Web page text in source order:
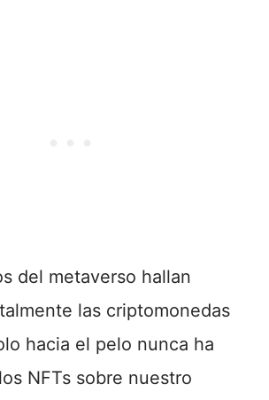
del metaverso hallan
las criptomonedas
hacia el pelo nunca ha
NFTs sobre nuestro